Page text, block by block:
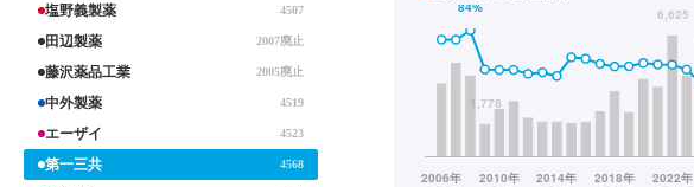
塩野義製薬 4507
田辺製薬 2007廃止
藤沢薬品工業 2005廃止
中外製薬 4519
エーザイ 4523
第一三共 4568